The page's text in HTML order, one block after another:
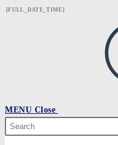
Skip
[FULL_DATE_TIME]
MENU Close
Search
this